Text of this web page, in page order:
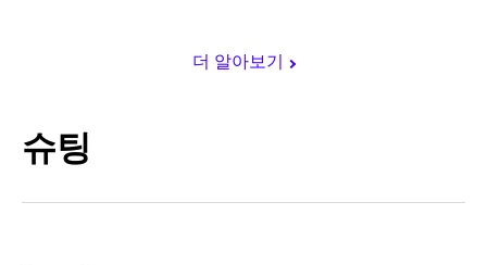
더 알아보기
슈팅